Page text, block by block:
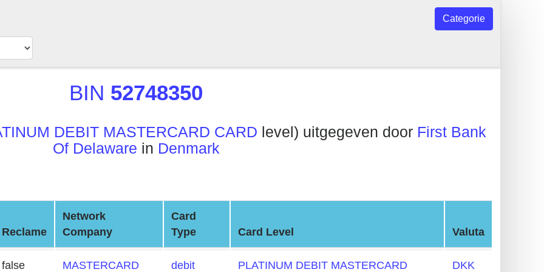
Categorie
BIN 52748350
DEBIT MASTERCARD CARD level) uitgegeven door First Bank
Of Delaware in Denmark
Reclame
Network
Company
Card
Type
Card Level Valuta
false MASTERCARD debit
PLATINUM DEBIT MASTERCARD
DKK